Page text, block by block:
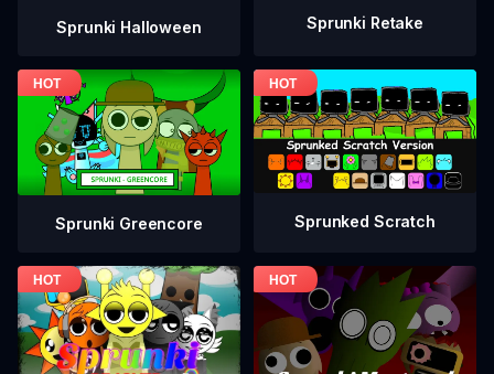
Sprunki Halloween Sprunki Retake
Sprunki Greencore Sprunked Scratch